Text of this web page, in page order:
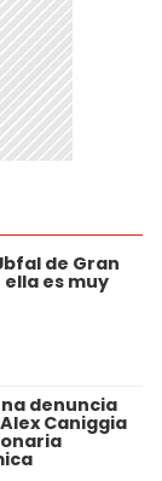
de Gran
es muy
denuncia
Caniggia